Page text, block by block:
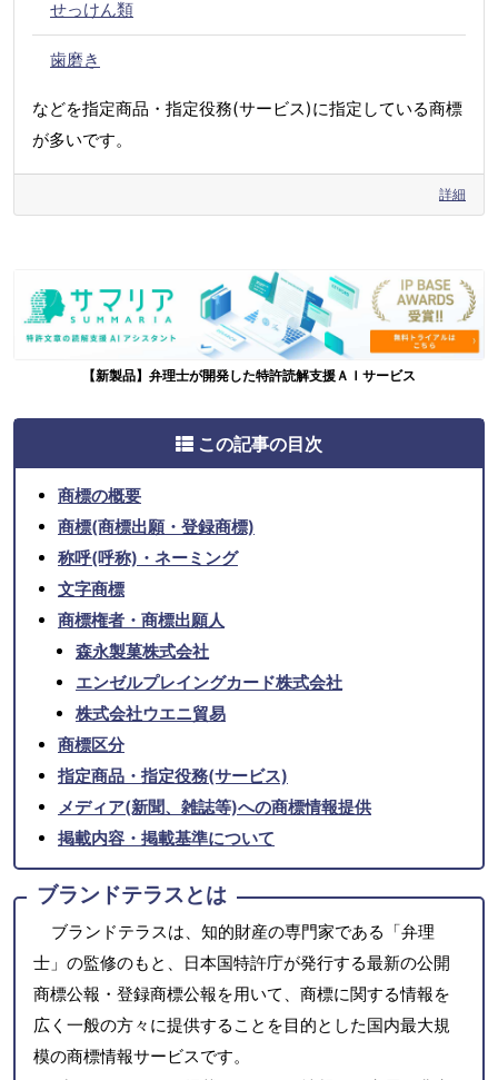
せっけん類
歯磨き
などを指定商品・指定役務(サービス)に指定している商標
が多いです。
詳細
【新製品】弁理士が開発した特許読解支援ＡＩサービス
この記事の目次
商標の概要
商標(商標出願・登録商標)
称呼(呼称)・ネーミング
文字商標
商標権者・商標出願人
森永製菓株式会社
エンゼルプレイングカード株式会社
株式会社ウエニ貿易
商標区分
指定商品・指定役務(サービス)
メディア(新聞、雑誌等)への商標情報提供
掲載内容・掲載基準について
ブランドテラスとは
ブランドテラスは、知的財産の専門家である「弁理
士」の監修のもと、日本国特許庁が発行する最新の公開
商標公報・登録商標公報を用いて、商標に関する情報を
広く一般の方々に提供することを目的とした国内最大規
模の商標情報サービスです。